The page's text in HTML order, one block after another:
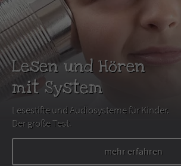
Lesen und Hören
mit System
Lesestifte und Audiosysteme für Kinder.
Der große Test.
mehr erfahren